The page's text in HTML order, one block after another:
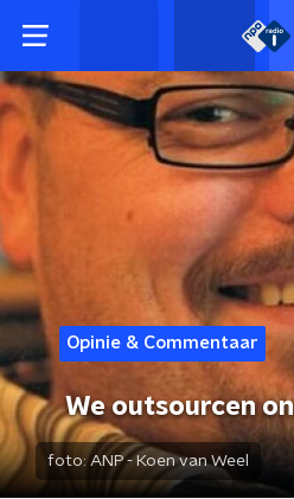
Opinie & Commentaar
We outsourcen
foto:ANP - Koen van Weel